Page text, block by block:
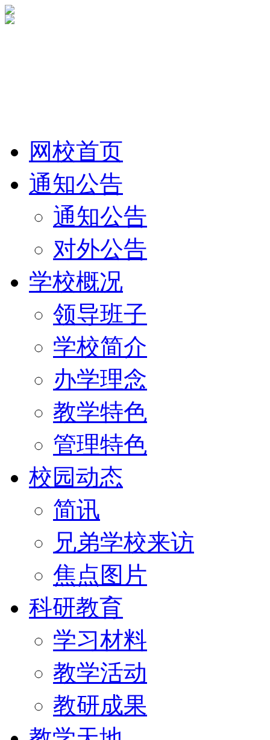
网校首页
通知公告
通知公告
对外公告
学校概况
领导班子
学校简介
办学理念
教学特色
管理特色
校园动态
简讯
兄弟学校来访
焦点图片
科研教育
学习材料
教学活动
教研成果